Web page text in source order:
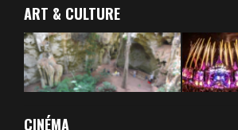
ART & CULTURE
CINÉMA